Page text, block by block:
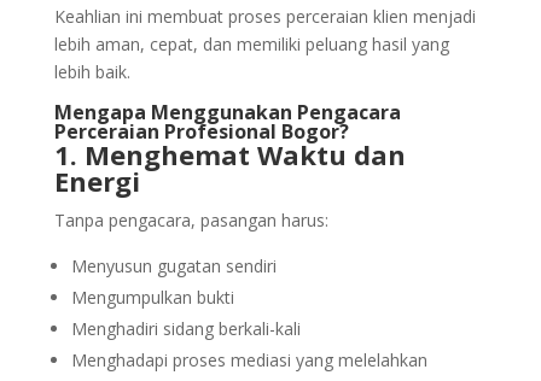
Keahlian ini membuat proses perceraian klien menjadi
lebih aman, cepat, dan memiliki peluang hasil yang
lebih baik.
Mengapa Menggunakan Pengacara
Perceraian Profesional Bogor?
1. Menghemat Waktu dan
Energi
Tanpa pengacara, pasangan harus:
Menyusun gugatan sendiri
Mengumpulkan bukti
Menghadiri sidang berkali-kali
Menghadapi proses mediasi yang melelahkan